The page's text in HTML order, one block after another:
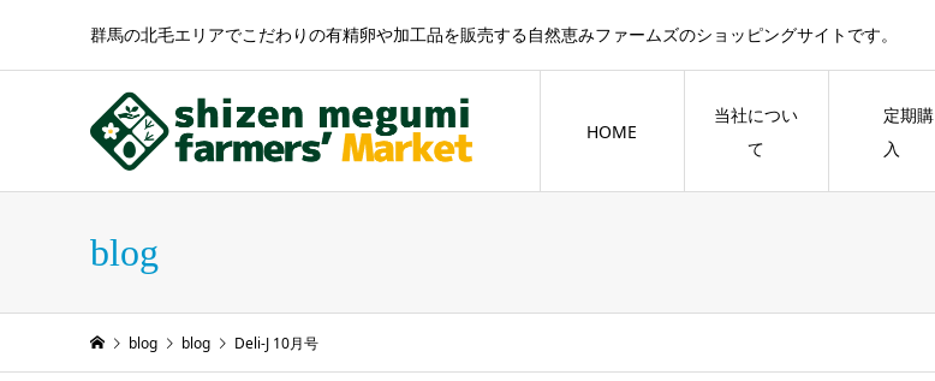
群馬の北毛エリアでこだわりの有精卵や加工品を販売する自然恵みファームズのショッピングサイトです。
HOME
当社につい
て
定期購
入
blog
blog blog Deli-J 10月号